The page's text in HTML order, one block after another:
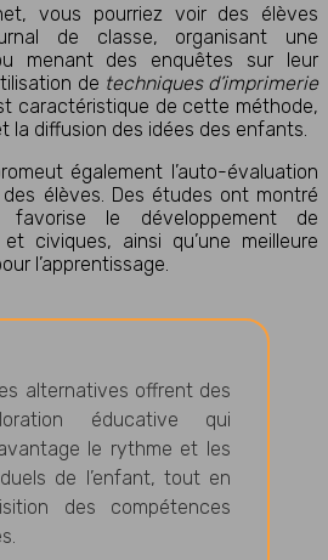
vous pourriez voir des élèves
de classe, organisant une
menant des enquêtes sur leur
de techniques d’imprimerie
caractéristique de cette méthode,
la diffusion des idées des enfants.
également l’auto-évaluation
élèves. Des études ont montré
le développement de
civiques, ainsi qu’une meilleure
l’apprentissage.
alternatives offrent des
éducative qui
le rythme et les
de l’enfant, tout en
des compétences